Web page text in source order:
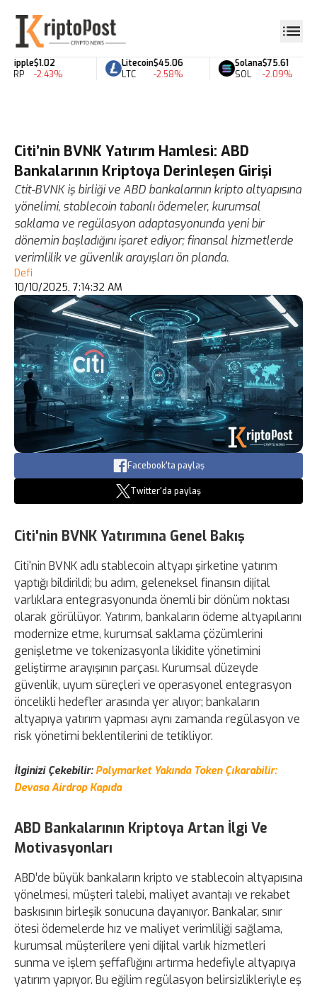
Ripple
XRP
$1.02
-2.43%
Litecoin
LTC
$45.06
-2.58%
Solana
SOL
$75.61
-2.09%
Citi’nin BVNK Yatırım Hamlesi: ABD
Bankalarının Kriptoya Derinleşen Girişi
Ctit-BVNK iş birliği ve ABD bankalarının kripto altyapısına
yönelimi, stablecoin tabanlı ödemeler, kurumsal
saklama ve regülasyon adaptasyonunda yeni bir
dönemin başladığını işaret ediyor; finansal hizmetlerde
verimlilik ve güvenlik arayışları ön planda.
Defi
10/10/2025, 7:14:32 AM
Facebook'ta paylaş
Twitter'da paylaş
Citi'nin BVNK Yatırımına Genel Bakış
Citi'nin BVNK adlı stablecoin altyapı şirketine yatırım
yaptığı bildirildi; bu adım, geleneksel finansın dijital
varlıklara entegrasyonunda önemli bir dönüm noktası
olarak görülüyor. Yatırım, bankaların ödeme altyapılarını
modernize etme, kurumsal saklama çözümlerini
genişletme ve tokenizasyonla likidite yönetimini
geliştirme arayışının parçası. Kurumsal düzeyde
güvenlik, uyum süreçleri ve operasyonel entegrasyon
öncelikli hedefler arasında yer alıyor; bankaların
altyapıya yatırım yapması aynı zamanda regülasyon ve
risk yönetimi beklentilerini de tetikliyor.
İlginizi Çekebilir: Polymarket Yakında Token Çıkarabilir:
Devasa Airdrop Kapıda
ABD Bankalarının Kriptoya Artan İlgi Ve
Motivasyonları
ABD’de büyük bankaların kripto ve stablecoin altyapısına
yönelmesi, müşteri talebi, maliyet avantajı ve rekabet
baskısının birleşik sonucuna dayanıyor. Bankalar, sınır
ötesi ödemelerde hız ve maliyet verimliliği sağlama,
kurumsal müşterilere yeni dijital varlık hizmetleri
sunma ve işlem şeffaflığını artırma hedefiyle altyapıya
yatırım yapıyor. Bu eğilim regülasyon belirsizlikleriyle eş